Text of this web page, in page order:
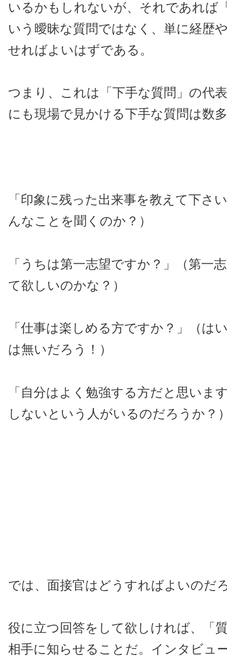
いるかもしれないが、それであれば
いう曖昧な質問ではなく、単に経歴
せればよいはずである。
つまり、これは「下手な質問」の代
にも現場で見かける下手な質問は数
「印象に残った出来事を教えて下さ
んなことを聞くのか？）
「うちは第一志望ですか？」（第一
て欲しいのかな？）
「仕事は楽しめる方ですか？」（は
は無いだろう！）
「自分はよく勉強する方だと思いま
しないという人がいるのだろうか？
では、面接官はどうすればよいのだ
役に立つ回答をして欲しければ、「
相手に知らせることだ。インタビュ